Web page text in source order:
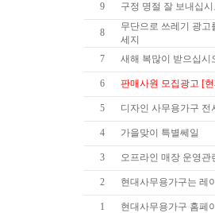
9 구정 명절 잘 보내십시
8
무단으로 쓰레기 광고
세지
7
새해 복많이 받으십시
6 판매사원 모집광고 [
5 디자인 사무용가구 전
4 가을맞이 특별쎄일
3 오프라인 매장 운영관
2 현대사무용가구는 레
1 현대사무용가구 홈페